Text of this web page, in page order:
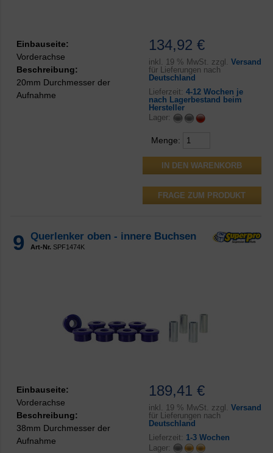
134,92 €
inkl. 19 % MwSt. zzgl. Versand
für Lieferungen nach
Deutschland
Lieferzeit: 4-12 Wochen je
nach Lagerbestand beim
Hersteller
Lager:
Menge:
FRAGE ZUM PRODUKT
Einbauseite:
Vorderachse
Beschreibung:
20mm Durchmesser der
Aufnahme
9 Querlenker oben - innere Buchsen
Art-Nr. SPF1474K
189,41 €
inkl. 19 % MwSt. zzgl. Versand
für Lieferungen nach
Deutschland
Lieferzeit: 1-3 Wochen
Lager:
Einbauseite:
Vorderachse
Beschreibung:
38mm Durchmesser der
Aufnahme